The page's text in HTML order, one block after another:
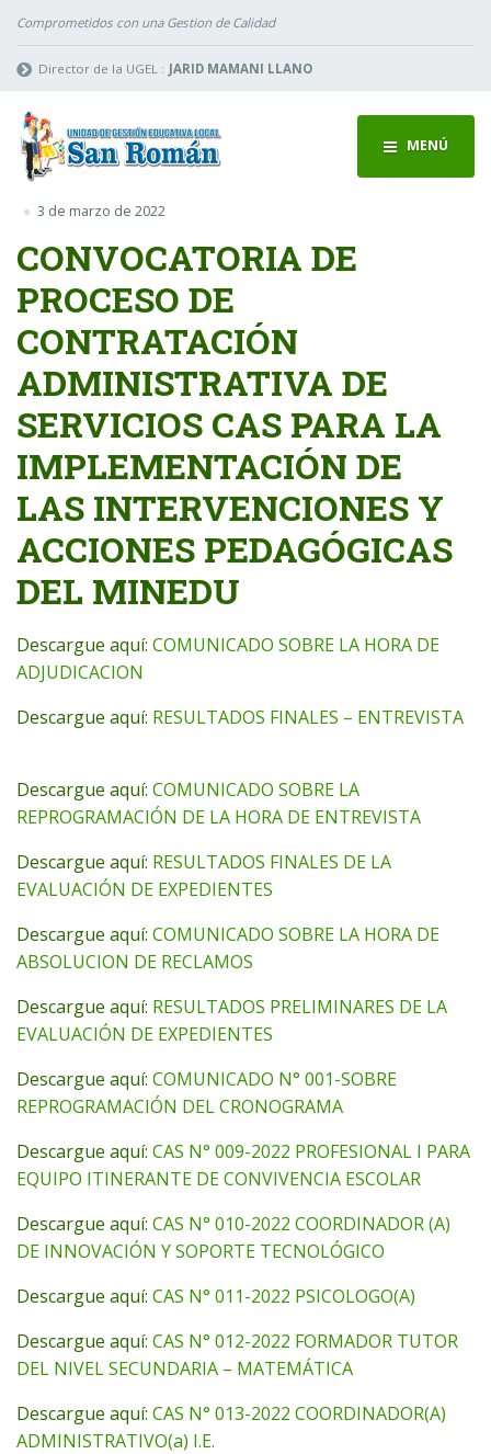
Comprometidos con una Gestion de Calidad
Director de la UGEL : JARID MAMANI LLANO
MENÚ
3 de marzo de 2022
CONVOCATORIA DE
PROCESO DE
CONTRATACIÓN
ADMINISTRATIVA DE
SERVICIOS CAS PARA LA
IMPLEMENTACIÓN DE
LAS INTERVENCIONES Y
ACCIONES PEDAGÓGICAS
DEL MINEDU
Descargue aquí: COMUNICADO SOBRE LA HORA DE
ADJUDICACION
Descargue aquí: RESULTADOS FINALES – ENTREVISTA
Descargue aquí: COMUNICADO SOBRE LA
REPROGRAMACIÓN DE LA HORA DE ENTREVISTA
Descargue aquí: RESULTADOS FINALES DE LA
EVALUACIÓN DE EXPEDIENTES
Descargue aquí: COMUNICADO SOBRE LA HORA DE
ABSOLUCION DE RECLAMOS
Descargue aquí: RESULTADOS PRELIMINARES DE LA
EVALUACIÓN DE EXPEDIENTES
Descargue aquí: COMUNICADO N° 001-SOBRE
REPROGRAMACIÓN DEL CRONOGRAMA
Descargue aquí: CAS N° 009-2022 PROFESIONAL I PARA
EQUIPO ITINERANTE DE CONVIVENCIA ESCOLAR
Descargue aquí: CAS N° 010-2022 COORDINADOR (A)
DE INNOVACIÓN Y SOPORTE TECNOLÓGICO
Descargue aquí: CAS N° 011-2022 PSICOLOGO(A)
Descargue aquí: CAS N° 012-2022 FORMADOR TUTOR
DEL NIVEL SECUNDARIA – MATEMÁTICA
Descargue aquí: CAS N° 013-2022 COORDINADOR(A)
ADMINISTRATIVO(a) I.E.